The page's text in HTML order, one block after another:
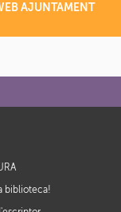
AJUNTAMENT
biblioteca!